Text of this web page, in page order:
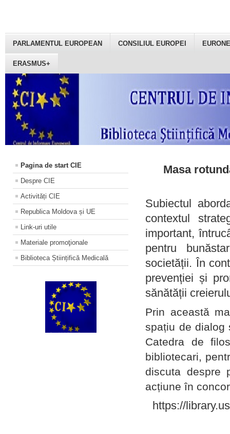
PARLAMENTUL EUROPEAN CONSILIUL EUROPEI
ERASMUS+
Pagina de start CIE
Despre CIE
Activități CIE
Republica Moldova și UE
Link-uri utile
Materiale promoţionale
Biblioteca Științifică Medicală
Masa
Subiectul
contextul
important,
pentru
societății. În
prevenției și
sănătății
Prin această
spațiu de dialog
Catedra de
bibliotecari,
discuta despre
acțiune în
https://